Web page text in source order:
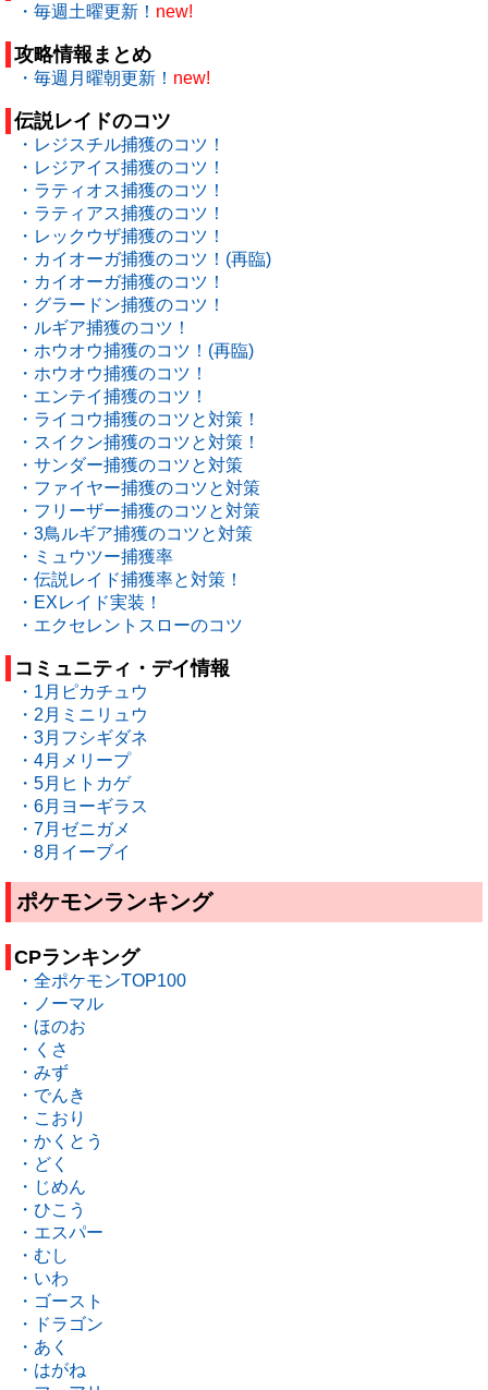
・毎週土曜更新！ new!
攻略情報まとめ
・毎週月曜朝更新！ new!
伝説レイドのコツ
・レジスチル捕獲のコツ！
・レジアイス捕獲のコツ！
・ラティオス捕獲のコツ！
・ラティアス捕獲のコツ！
・レックウザ捕獲のコツ！
・カイオーガ捕獲のコツ！(再臨)
・カイオーガ捕獲のコツ！
・グラードン捕獲のコツ！
・ルギア捕獲のコツ！
・ホウオウ捕獲のコツ！(再臨)
・ホウオウ捕獲のコツ！
・エンテイ捕獲のコツ！
・ライコウ捕獲のコツと対策！
・スイクン捕獲のコツと対策！
・サンダー捕獲のコツと対策
・ファイヤー捕獲のコツと対策
・フリーザー捕獲のコツと対策
・3鳥ルギア捕獲のコツと対策
・ミュウツー捕獲率
・伝説レイド捕獲率と対策！
・EXレイド実装！
・エクセレントスローのコツ
コミュニティ・デイ情報
・1月ピカチュウ
・2月ミニリュウ
・3月フシギダネ
・4月メリープ
・5月ヒトカゲ
・6月ヨーギラス
・7月ゼニガメ
・8月イーブイ
ポケモンランキング
CPランキング
・全ポケモンTOP100
・ノーマル
・ほのお
・くさ
・みず
・でんき
・こおり
・かくとう
・どく
・じめん
・ひこう
・エスパー
・むし
・いわ
・ゴースト
・ドラゴン
・あく
・はがね